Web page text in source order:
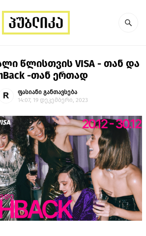
წლისთვის VISA - თან და
-თან ერთად
ფასიანი განთავსება
14:07, 19 დეკემბერი, 2023